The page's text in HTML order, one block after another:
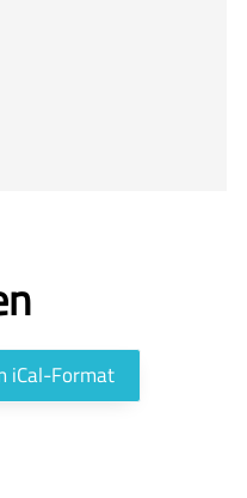
iCal-Format